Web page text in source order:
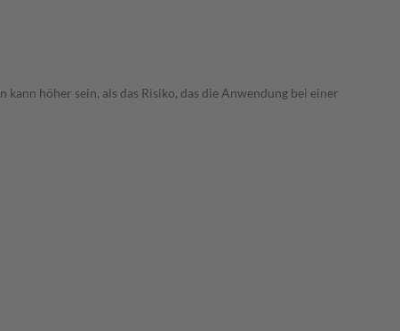
höher sein, als das Risiko, das die Anwendung bei einer